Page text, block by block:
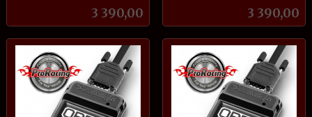
Pris
3 390,00 Pris
3 390,00